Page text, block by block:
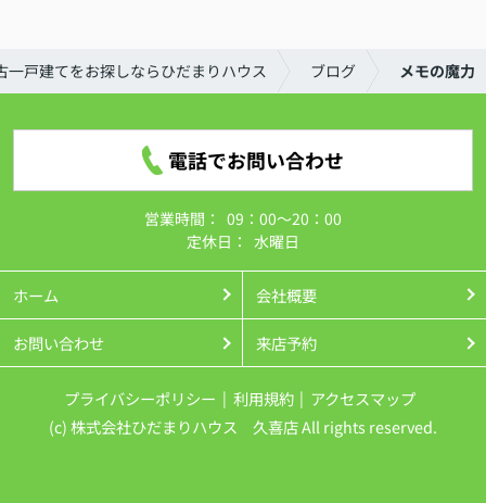
一戸建てをお探しならひだまりハウス ブログ メモの魔力
電話でお問い合わせ
営業時間： 09：00～20：00
定休日： 水曜日
ホーム 会社概要
お問い合わせ 来店予約
プライバシーポリシー 利用規約
アクセスマップ
(c) 株式会社ひだまりハウス 久喜店 All rights reserved.